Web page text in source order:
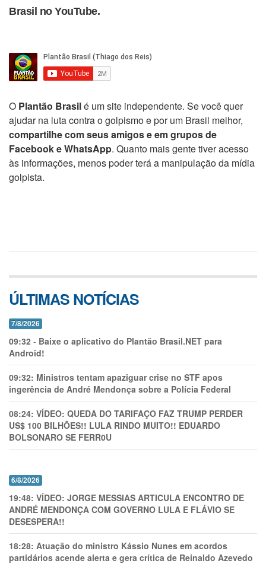
Brasil no YouTube.
O Plantão Brasilé um site independente. Se você quer
ajudar na luta contra o golpismo e por um Brasil melhor,
compartilhe com seus amigos e em grupos de
Facebook e WhatsApp. Quanto mais gente tiver acesso
às informações, menos poder terá a manipulação da mídia
golpista.
ÚLTIMAS NOTÍCIAS
7/8/2026
09:32 - Baixe o aplicativo do Plantão Brasil.NET para
Android!
09:32: Ministros tentam apaziguar crise no STF apos
ingerência de André Mendonça sobre a Polícia Federal
08:24: VÍDEO: QUEDA DO TARIFAÇO FAZ TRUMP PERDER
US$ 100 BILHÕES!! LULA RINDO MUITO!! EDUARDO
BOLSONARO SE FERR0U
6/8/2026
19:48: VÍDEO: JORGE MESSIAS ARTICULA ENCONTRO DE
ANDRÉ MENDONÇA COM GOVERNO LULA E FLÁVIO SE
DESESPERA!!
18:28: Atuação do ministro Kássio Nunes em acordos
partidários acende alerta e gera crítica de Reinaldo Azevedo